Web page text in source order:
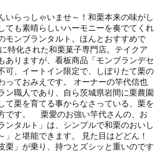
いらっしゃいませ～！和栗本来の味がし
ても素晴らしいハーモニーを奏でてくれ
モンブランタルト。ほんとおすすめで
特化された和栗菓子専門店。テイクア
ありますが、看板商品「モンブランデセ
可、イートイン限定で、しぼりたて栗の
っておみえです。 オーナーの竿代信也
ン職人であり、自ら茨城県岩間に栗農園
て栗を育てる事からなさっている、栗を
です。 栗愛のお強い竿代さんの、お
ンタルト」は、シンプルで和栗のおいし
」と堪能できます。 見た目はどどん！
栗」が乗り、持つとズシッと重いのです